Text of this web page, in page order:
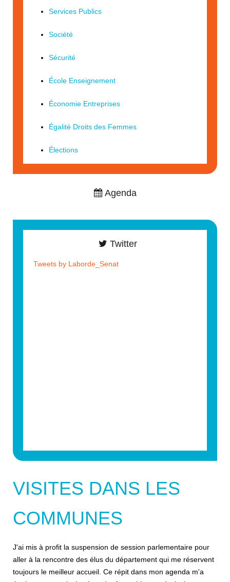
VISITES DANS LES
COMMUNES
J'ai mis à profit la suspension de session parlementaire pour
aller à la rencontre des élus du département qui me réservent
toujours le meilleur accueil. Ce répit dans mon agenda m'a
Services Publics
Société
Sécurité
École Enseignement
Économie Entreprises
Égalité Droits des Femmes
Élections
Agenda
Twitter
Tweets by Laborde_Senat